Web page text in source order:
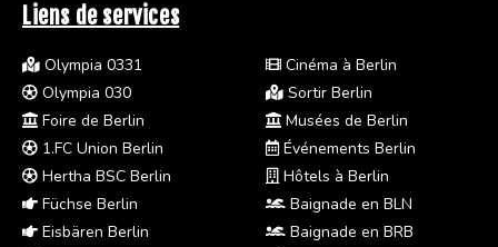
Liens de services
Olympia 0331
Olympia 030
Foire de Berlin
1.FC Union Berlin
Hertha BSC Berlin
Füchse Berlin
Eisbären Berlin
Cinéma à Berlin
Sortir Berlin
Musées de Berlin
Événements Berlin
Hôtels à Berlin
Baignade en BLN
Baignade en BRB